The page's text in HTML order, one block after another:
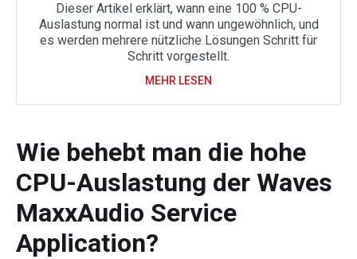
Dieser Artikel erklärt, wann eine 100 % CPU-
Auslastung normal ist und wann ungewöhnlich, und
es werden mehrere nützliche Lösungen Schritt für
Schritt vorgestellt.
MEHR LESEN
Wie behebt man die hohe
CPU-Auslastung der Waves
MaxxAudio Service
Application?